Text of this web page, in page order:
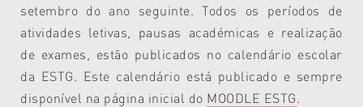
setembro do ano seguinte. Todos os períodos de
atividades letivas, pausas académicas e realização
de exames, estão publicados no calendário escolar
da ESTG. Este calendário está publicado e sempre
disponível na página inicial do MOODLE ESTG.